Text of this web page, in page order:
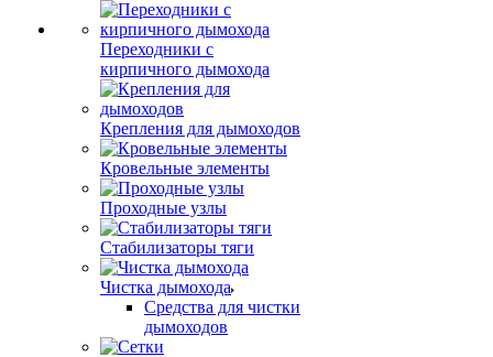
Переходники с
кирпичного дымохода
Крепления для дымоходов
Кровельные элементы
Проходные узлы
Стабилизаторы тяги
Чистка дымохода
Средства для чистки
дымоходов